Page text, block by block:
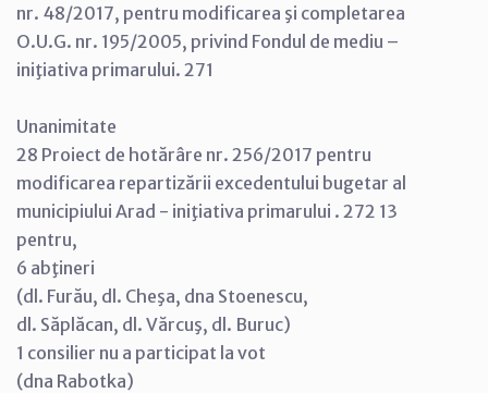
nr. 48/2017, pentru modificarea şi completarea
O.U.G. nr. 195/2005, privind Fondul de mediu –
iniţiativa primarului. 271
Unanimitate
28 Proiect de hotărâre nr. 256/2017 pentru
modificarea repartizării excedentului bugetar al
municipiului Arad - iniţiativa primarului . 272 13
pentru,
6 abţineri
(dl. Furău, dl. Cheşa, dna Stoenescu,
dl. Săplăcan, dl. Vărcuş, dl. Buruc)
1 consilier nu a participat la vot
(dna Rabotka)